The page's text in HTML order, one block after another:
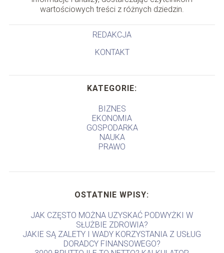
wartościowych treści z różnych dziedzin.
REDAKCJA
KONTAKT
KATEGORIE:
BIZNES
EKONOMIA
GOSPODARKA
NAUKA
PRAWO
OSTATNIE WPISY:
JAK CZĘSTO MOŻNA UZYSKAĆ PODWYŻKI W
SŁUŻBIE ZDROWIA?
JAKIE SĄ ZALETY I WADY KORZYSTANIA Z USŁUG
DORADCY FINANSOWEGO?